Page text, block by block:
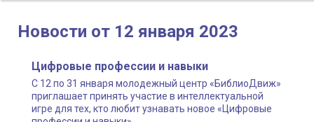
Новости от 12 января 2023
Цифровые профессии и навыки
С 12 по 31 января молодежный центр «БиблиоДвиж»
приглашает принять участие в интеллектуальной
игре для тех, кто любит узнавать новое «Цифровые